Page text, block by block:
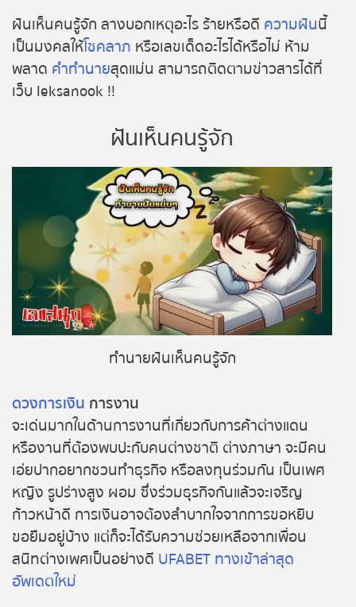
ถ่ายทอดสดหวยออมสิน
ถ่ายทอดสดหวย ธกส.
ถ่ายทอดสดหวยลาว
ถ่ายทอดสดหวยลาว ซุปเปอร์
ถ่ายทอดสดหวยฮานอย
ถ่ายทอดสดหวยฮานอยพิเศษ
ถ่ายทอดสดหวยมาเลย์
ถ่ายทอดสดหวยญีปุ่น
ถ่ายทอดสดหวยไต้หวัน
ถ่ายทอดสดหวยกัมพูชา
หวยหุ้นสด
หวยหุ้นไทย เย็น
หวยหุ้นเกาหลี
หวยหุ้นนิเคอิ เช้า
ฝันเห็นคนรู้จัก ลางบอกเหตุอะไร ร้ายหรือดี ความฝันนี้
เป็นมงคลให้โชคลาภ หรือเลขเด็ดอะไรได้หรือไม่ ห้าม
พลาด คำทำนายสุดแม่น สามารถติดตามข่าวสารได้ที่
เว็บ leksanook !!
ฝันเห็นคนรู้จัก
ทำนายฝันเห็นคนรู้จัก
ดวงการเงิน การงาน
จะเด่นมากในด้านการงานที่เกี่ยวกับการค้าต่างแดน
หรืองานที่ต้องพบปะกับคนต่างชาติ ต่างภาษา จะมีคน
เอ่ยปากอยากชวนทำธุรกิจ หรือลงทุนร่วมกัน เป็นเพศ
หญิง รูปร่างสูง ผอม ซึ่งร่วมธุรกิจกันแล้วจะเจริญ
ก้าวหน้าดี การเงินอาจต้องลำบากใจจากการขอหยิบ
ขอยืมอยู่บ้าง แต่ก็จะได้รับความช่วยเหลือจากเพื่อน
สนิทต่างเพศเป็นอย่างดี UFABET ทางเข้าล่าสุด
อัพเดตใหม่